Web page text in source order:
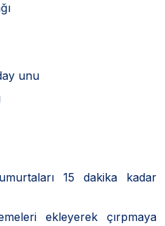
unu
15 dakika kadar
ekleyerek çırpmaya